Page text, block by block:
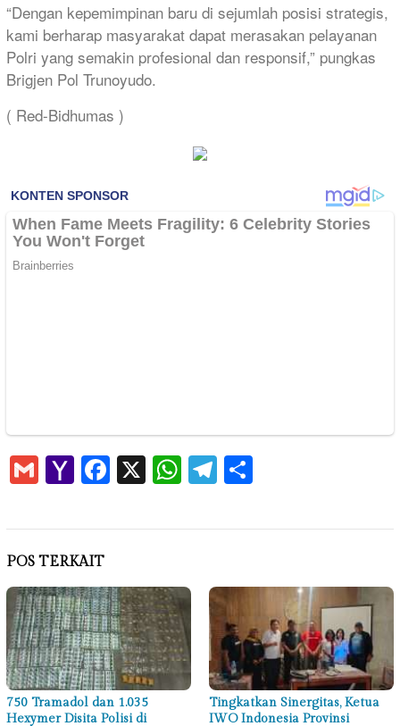
“Dengan kepemimpinan baru di sejumlah posisi strategis,
kami berharap masyarakat dapat merasakan pelayanan
Polri yang semakin profesional dan responsif,” pungkas
Brigjen Pol Trunoyudo.
( Red-Bidhumas )
GmailYahooFacebook
X WhatsApp
Telegram
POS TERKAIT
750 Tramadol dan 1.035
Hexymer Disita Polisi di
Tingkatkan Sinergitas, Ketua
IWO Indonesia Provinsi